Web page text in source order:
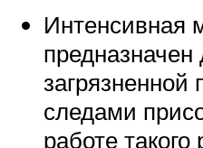
Интенсивная
загрязненной
следами
работе